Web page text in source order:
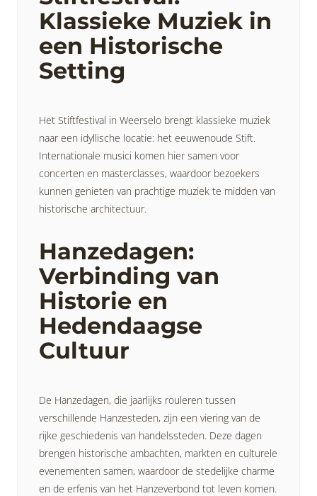
Klassieke Muziek in
een Historische
Setting
Het Stiftfestival in Weerselo brengt klassieke muziek
naar een idyllische locatie: het eeuwenoude Stift.
Internationale musici komen hier samen voor
concerten en masterclasses, waardoor bezoekers
kunnen genieten van prachtige muziek te midden van
historische architectuur.
Hanzedagen:
Verbinding van
Historie en
Hedendaagse
Cultuur
De Hanzedagen, die jaarlijks rouleren tussen
verschillende Hanzesteden, zijn een viering van de
rijke geschiedenis van handelssteden. Deze dagen
brengen historische ambachten, markten en culturele
evenementen samen, waardoor de stedelijke charme
en de erfenis van het Hanzeverbond tot leven komen.